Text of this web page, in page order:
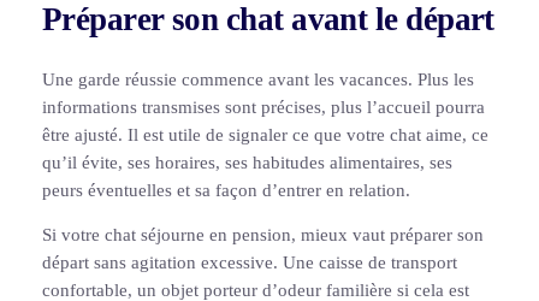
Préparer son chat avant le départ
Une garde réussie commence avant les vacances. Plus les
informations transmises sont précises, plus l’accueil pourra
être ajusté. Il est utile de signaler ce que votre chat aime, ce
qu’il évite, ses horaires, ses habitudes alimentaires, ses
peurs éventuelles et sa façon d’entrer en relation.
Si votre chat séjourne en pension, mieux vaut préparer son
départ sans agitation excessive. Une caisse de transport
confortable, un objet porteur d’odeur familière si cela est